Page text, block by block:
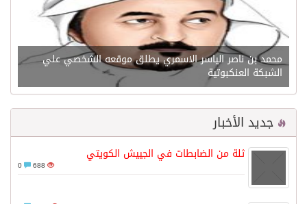
محمد بن ناصر الياسر الاسمري يطلق موقعه الشخصي علي
الشبكة العنكبوتية
جديد الأخبار
ثلة من الضابطات في الجييش الكويتي
688